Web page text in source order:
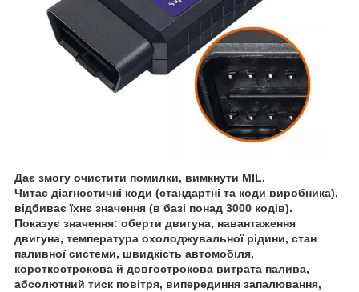
Дає змогу очистити помилки, вимкнути MIL.
Читає діагностичні коди (стандартні та коди виробника),
відбиває їхнє значення (в базі понад 3000 кодів).
Показує значення: оберти двигуна, навантаження
двигуна, температура охолоджувальної рідини, стан
паливної системи, швидкість автомобіля,
короткострокова й довгострокова витрата палива,
абсолютний тиск повітря, виперединня запалювання,